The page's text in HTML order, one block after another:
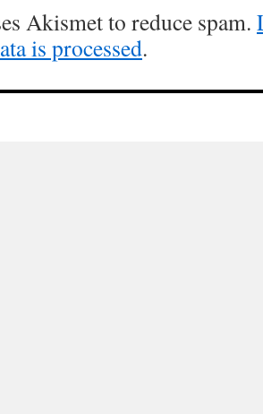
Akismet to reduce spam.
is processed.